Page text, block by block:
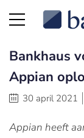
Bankhaus
Appian
30 april 2021
Appian heeft